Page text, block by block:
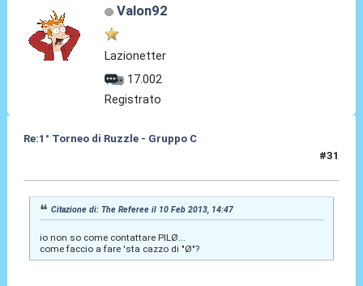
Valon92
Lazionetter
17.002
Registrato
Re:1° Torneo di Ruzzle - Gruppo C
#31
Citazione di: The Referee il 10 Feb 2013, 14:47
io non so come contattare PILØ...
come faccio a fare 'sta cazzo di "Ø"?